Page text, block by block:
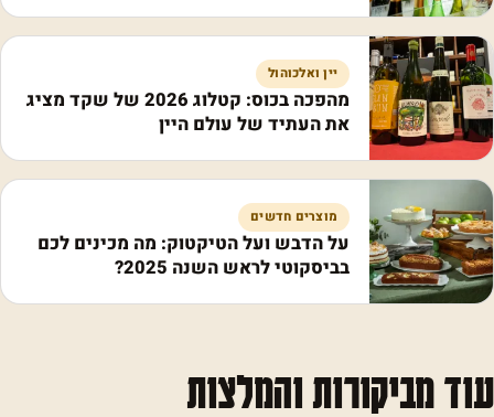
יין ואלכוהול
מהפכה בכוס: קטלוג 2026 של שקד מציג
את העתיד של עולם היין
מוצרים חדשים
על הדבש ועל הטיקטוק: מה מכינים לכם
בביסקוטי לראש השנה 2025?
עוד מביקורות והמלצות